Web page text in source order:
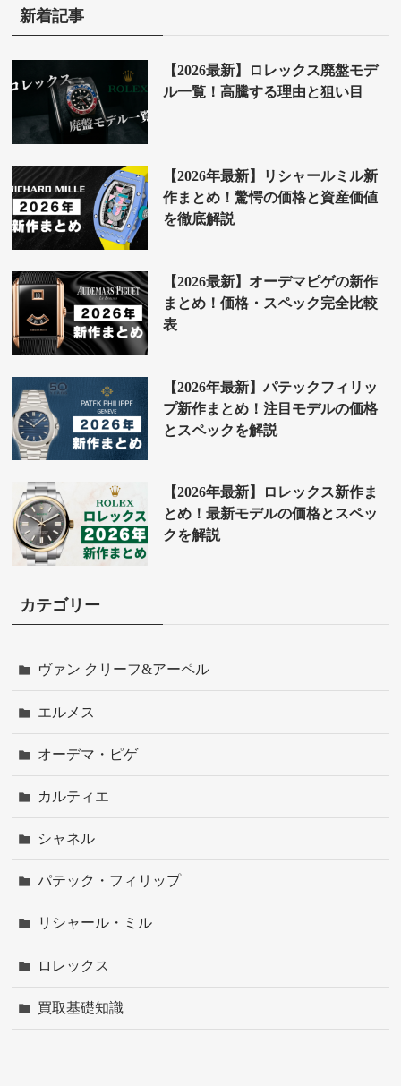
新着記事
【2026最新】ロレックス廃盤モデ
ル一覧！高騰する理由と狙い目
【2026年最新】リシャールミル新
作まとめ！驚愕の価格と資産価値
を徹底解説
【2026最新】オーデマピゲの新作
まとめ！価格・スペック完全比較
表
【2026年最新】パテックフィリッ
プ新作まとめ！注目モデルの価格
とスペックを解説
【2026年最新】ロレックス新作ま
とめ！最新モデルの価格とスペッ
クを解説
カテゴリー
ヴァン クリーフ&アーペル
エルメス
オーデマ・ピゲ
カルティエ
シャネル
パテック・フィリップ
リシャール・ミル
ロレックス
買取基礎知識